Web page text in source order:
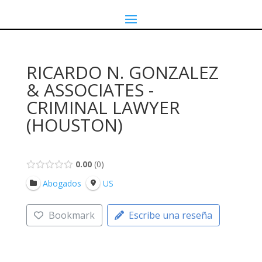
RICARDO N. GONZALEZ
& ASSOCIATES -
CRIMINAL LAWYER
(HOUSTON)
0.00 0
Abogados
US
Bookmark Escribe una reseña